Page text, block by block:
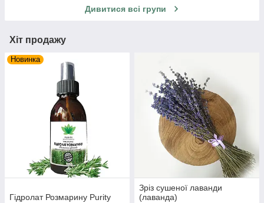
Дивитися всі групи
Хіт продажу
Новинка
Гідролат Розмарину Purity
Зріз сушеної лаванди
(лаванда)